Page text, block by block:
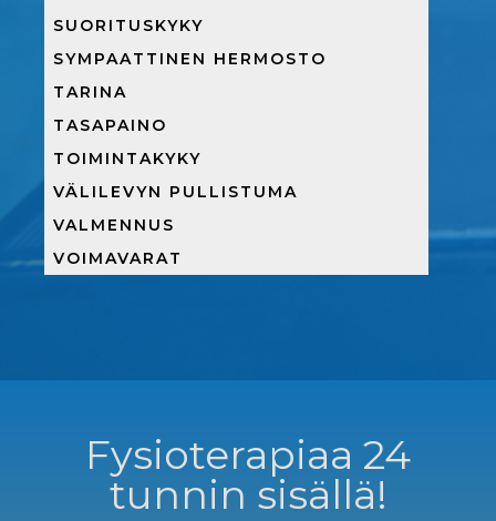
SUORITUSKYKY
SYMPAATTINEN HERMOSTO
TARINA
TASAPAINO
TOIMINTAKYKY
VÄLILEVYN PULLISTUMA
VALMENNUS
VOIMAVARAT
Fysioterapiaa 24
tunnin sisällä!